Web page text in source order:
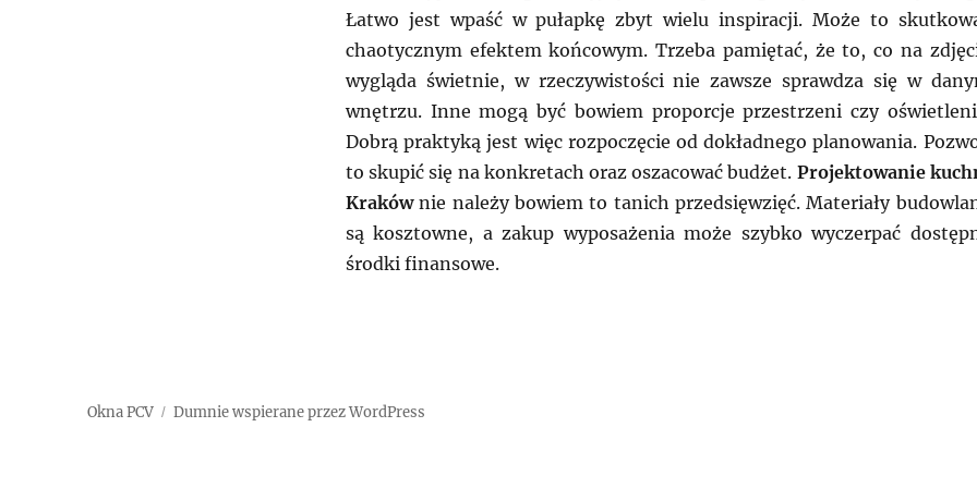
Łatwo jest wpaść w pułapkę zbyt wielu inspiracji. Może to
chaotycznym efektem końcowym. Trzeba pamiętać, że to, co na
wygląda świetnie, w rzeczywistości nie zawsze sprawdza się w
wnętrzu. Inne mogą być bowiem proporcje przestrzeni czy
Dobrą praktyką jest więc rozpoczęcie od dokładnego planowania.
to skupić się na konkretach oraz oszacować budżet. Projektowanie
Krakównie należy bowiem to tanich przedsięwzięć. Materiały
są kosztowne, a zakup wyposażenia może szybko wyczerpać
środki finansowe.
Okna PCV Dumnie wspierane przez WordPress